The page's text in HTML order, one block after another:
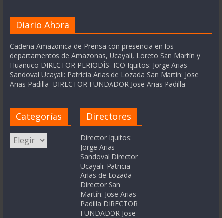
Diario Ahora
Cadena Amázonica de Prensa con presencia en los
departamentos de Amazonas, Ucayali, Loreto San Martín y
Huanuco DIRECTOR PERIODÍSTICO Iquitos: Jorge Arias
Sandoval Ucayali: Patricia Arias de Lozada San Martín: Jose
Arias Padilla DIRECTOR FUNDADOR Jose Arias Padilla
Categorías
Categorías
Directores
Director Iquitos:
Jorge Arias
Sandoval Director
Ucayali: Patricia
Arias de Lozada
Director San
Martín: Jose Arias
Padilla DIRECTOR
FUNDADOR Jose